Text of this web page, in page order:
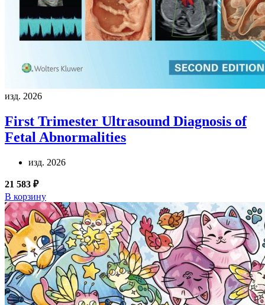
изд. 2026
First Trimester Ultrasound Diagnosis of
Fetal Abnormalities
изд. 2026
21 583 ₽
В корзину